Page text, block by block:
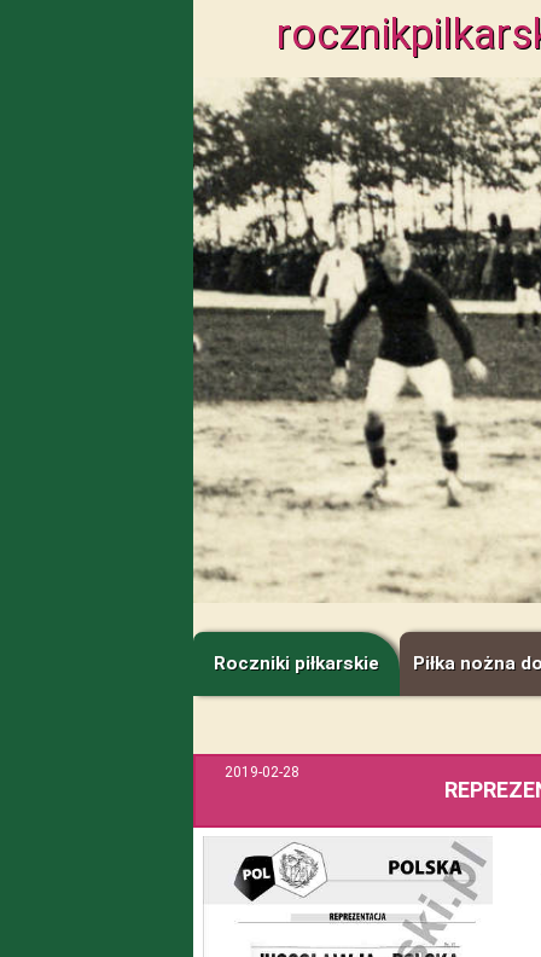
rocznik
Roczniki piłkarskie Piłka nożna
2019-02-28